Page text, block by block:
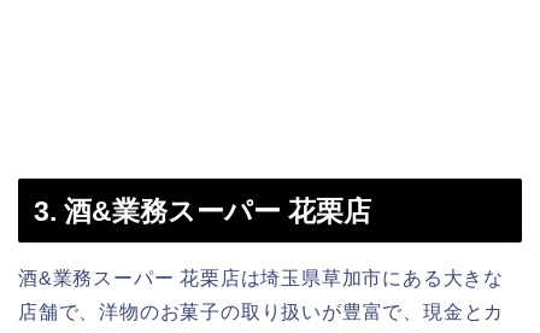
3. 酒&業務スーパー 花栗店
酒&業務スーパー 花栗店は埼玉県草加市にある大きな
店舗で、洋物のお菓子の取り扱いが豊富で、現金とカ